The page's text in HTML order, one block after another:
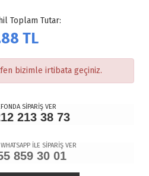
Toplam Tutar:
TL
bizimle irtibata geçiniz.
SİPARİŞ VER
213 38 73
İLE SİPARİŞ VER
859 30 01